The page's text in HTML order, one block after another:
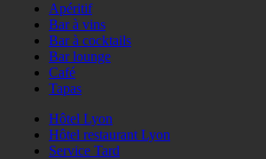
Apéritif
Bar à vins
Bar à cocktails
Bar lounge
Café
Tapas
Hôtel Lyon
Hôtel restaurant Lyon
Service Tard